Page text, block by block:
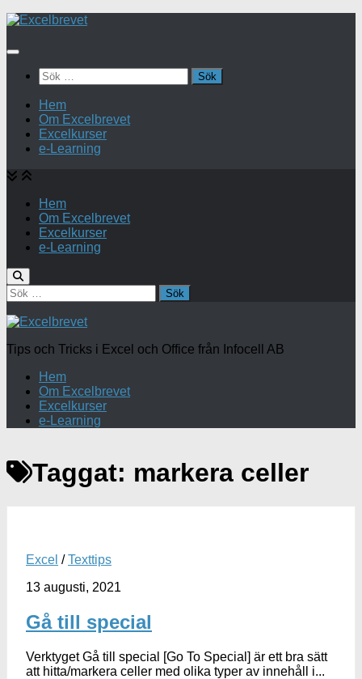
Under
Sök
efter:
Hem
Om Excelbrevet
Excelkurser
e-Learning
Hem
Om Excelbrevet
Excelkurser
e-Learning
Sök
efter:
Tips och Tricks i Excel och Office från Infocell AB
Hem
Om Excelbrevet
Excelkurser
e-Learning
Taggat: markera celler
Excel /Texttips
13 augusti, 2021
Gå till special
Verktyget Gå till special [Go To Special] är ett bra sätt
att hitta/markera celler med olika typer av innehåll i...